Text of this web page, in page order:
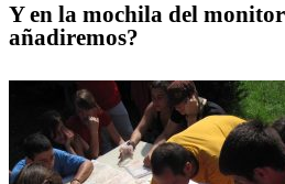
Y en la mochila del
añadiremos?